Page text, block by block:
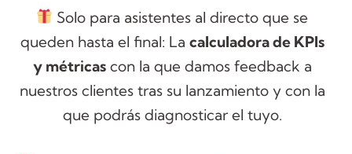
Solo para asistentes al directo que se
queden hasta el final: La calculadora de KPIs
y métricascon la que damos feedback a
nuestros clientes tras su lanzamiento y con la
que podrás diagnosticar el tuyo.